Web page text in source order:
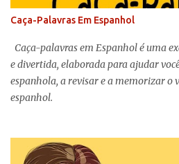
Caça-Palavras Em Espanhol
Caça-palavras em Espanhol é uma
e divertida, elaborada para ajudar
espanhola, a revisar e a memorizar o
espanhol.